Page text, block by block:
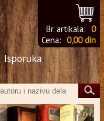
Br. artikala: 0
Cena: 0,00 din
Isporuka